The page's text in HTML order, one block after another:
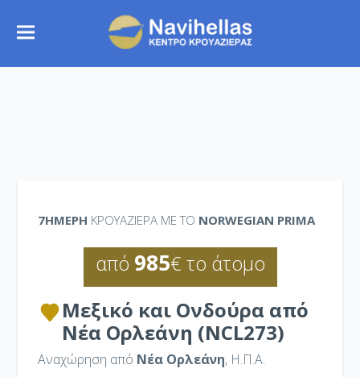
7ΉΜΕΡΗ ΚΡΟΥΑΖΙΕΡΑ ΜΕ ΤΟ NORWEGIAN PRIMA
από 985€ το άτομο
Μεξικό και Ονδούρα από
Νέα Ορλεάνη (NCL273)
Αναχώρηση από Νέα Ορλεάνη, Η.Π.Α.